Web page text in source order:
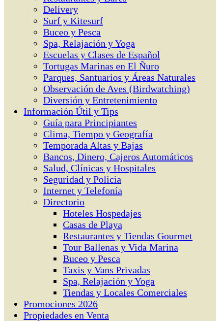
Delivery
Surf y Kitesurf
Buceo y Pesca
Spa, Relajación y Yoga
Escuelas y Clases de Español
Tortugas Marinas en El Ñuro
Parques, Santuarios y Áreas Naturales
Observación de Aves (Birdwatching)
Diversión y Entretenimiento
Información Útil y Tips
Guía para Principiantes
Clima, Tiempo y Geografía
Temporada Altas y Bajas
Bancos, Dinero, Cajeros Automáticos
Salud, Clínicas y Hospitales
Seguridad y Policia
Internet y Telefonía
Directorio
Hoteles Hospedajes
Casas de Playa
Restaurantes y Tiendas Gourmet
Tour Ballenas y Vida Marina
Buceo y Pesca
Taxis y Vans Privadas
Spa, Relajación y Yoga
Tiendas y Locales Comerciales
Promociones 2026
Propiedades en Venta